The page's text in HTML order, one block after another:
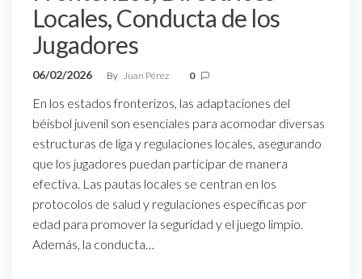
Locales, Conducta de los
Jugadores
06/02/2026 By Juan Pérez 0
En los estados fronterizos, las adaptaciones del
béisbol juvenil son esenciales para acomodar diversas
estructuras de liga y regulaciones locales, asegurando
que los jugadores puedan participar de manera
efectiva. Las pautas locales se centran en los
protocolos de salud y regulaciones específicas por
edad para promover la seguridad y el juego limpio.
Además, la conducta…